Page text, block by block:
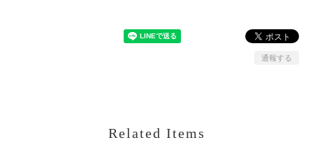
通報する
Related Items